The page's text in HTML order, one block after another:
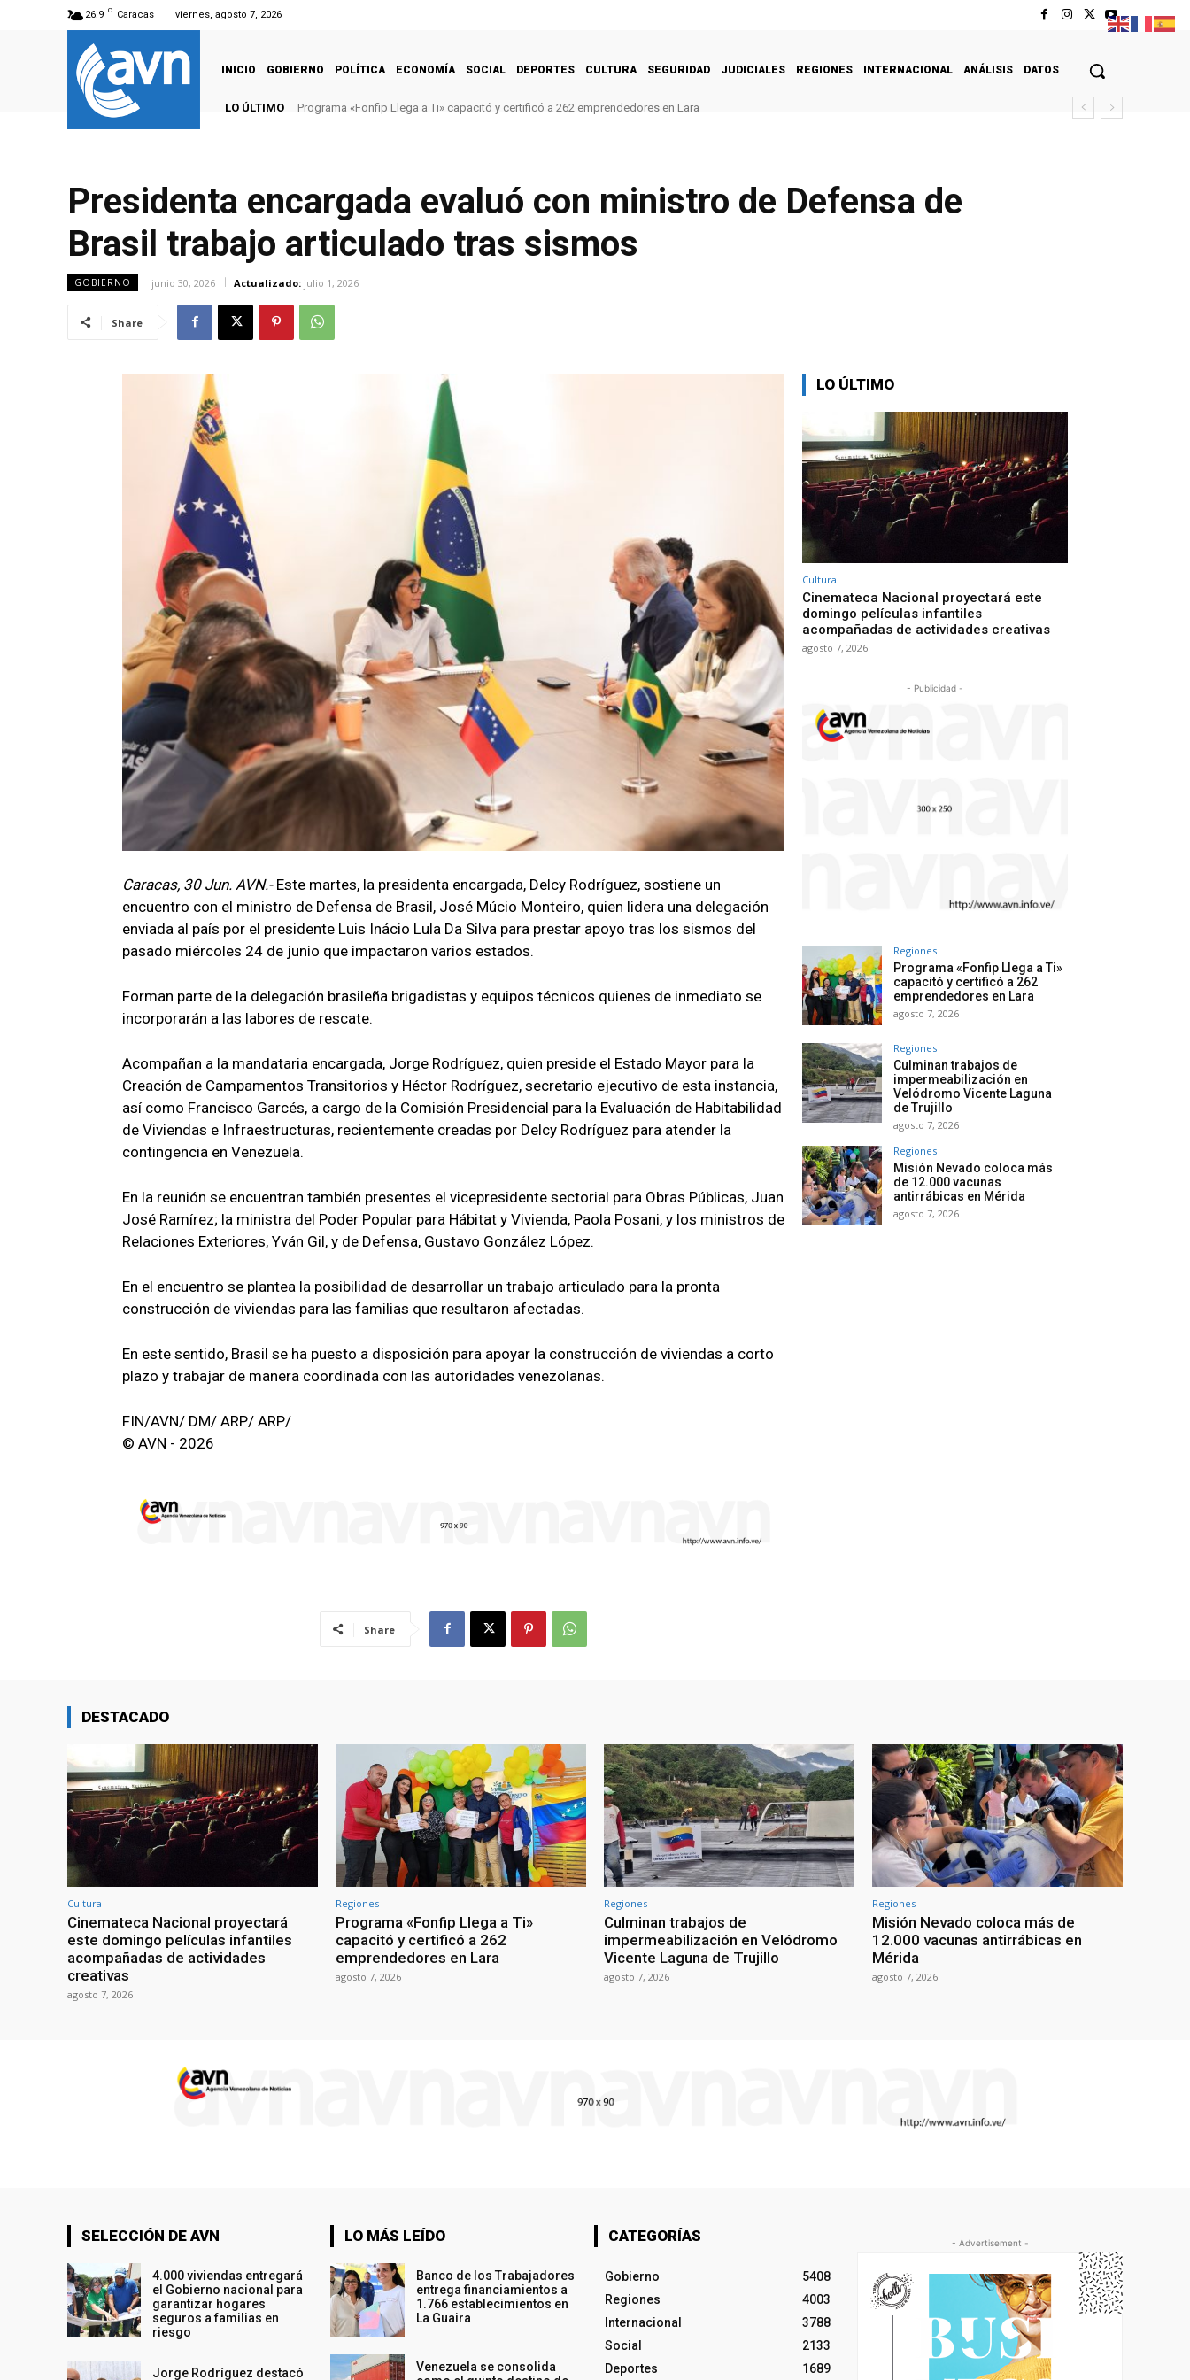
26.9 C Caracas viernes, agosto 7, 2026
INICIO GOBIERNO POLÍTICA ECONOMÍA SOCIAL DEPORTES CULTURA SEGURIDAD JUDICIALES REGIONES INTERNACIONAL ANÁLISIS DATOS
LO ÚLTIMO Programa «Fonfip Llega a Ti» capacitó y certificó a 262 emprendedores en Lara
Culminan trabajos de impermeabilización en Velódromo Vicente Laguna de Trujillo
Presidenta encargada evaluó con ministro de Defensa de
Brasil trabajo articulado tras sismos
GOBIERNO junio 30, 2026 Actualizado: julio 1, 2026
Share
Caracas, 30 Jun. AVN.- Este martes, la presidenta encargada, Delcy Rodríguez, sostiene un
encuentro con el ministro de Defensa de Brasil, José Múcio Monteiro, quien lidera una delegación
enviada al país por el presidente Luis Inácio Lula Da Silva para prestar apoyo tras los sismos del
pasado miércoles 24 de junio que impactaron varios estados.
Forman parte de la delegación brasileña brigadistas y equipos técnicos quienes de inmediato se
incorporarán a las labores de rescate.
Acompañan a la mandataria encargada, Jorge Rodríguez, quien preside el Estado Mayor para la
Creación de Campamentos Transitorios y Héctor Rodríguez, secretario ejecutivo de esta instancia,
así como Francisco Garcés, a cargo de la Comisión Presidencial para la Evaluación de Habitabilidad
de Viviendas e Infraestructuras, recientemente creadas por Delcy Rodríguez para atender la
contingencia en Venezuela.
En la reunión se encuentran también presentes el vicepresidente sectorial para Obras Públicas, Juan
José Ramírez; la ministra del Poder Popular para Hábitat y Vivienda, Paola Posani, y los ministros de
Relaciones Exteriores, Yván Gil, y de Defensa, Gustavo González López.
En el encuentro se plantea la posibilidad de desarrollar un trabajo articulado para la pronta
construcción de viviendas para las familias que resultaron afectadas.
En este sentido, Brasil se ha puesto a disposición para apoyar la construcción de viviendas a corto
plazo y trabajar de manera coordinada con las autoridades venezolanas.
FIN/AVN/ DM/ ARP/ ARP/
© AVN - 2026
Share
LO ÚLTIMO
Cultura
Cinemateca Nacional proyectará este
domingo películas infantiles
acompañadas de actividades creativas
agosto 7, 2026
- Publicidad -
Regiones
Programa «Fonfip Llega a Ti»
capacitó y certificó a 262
emprendedores en Lara
agosto 7, 2026
Regiones
Culminan trabajos de
impermeabilización en
Velódromo Vicente Laguna
de Trujillo
agosto 7, 2026
Regiones
Misión Nevado coloca más
de 12.000 vacunas
antirrábicas en Mérida
agosto 7, 2026
DESTACADO
Cultura
Cinemateca Nacional proyectará
este domingo películas infantiles
acompañadas de actividades
creativas
agosto 7, 2026
Regiones
Programa «Fonfip Llega a Ti»
capacitó y certificó a 262
emprendedores en Lara
agosto 7, 2026
Regiones
Culminan trabajos de
impermeabilización en Velódromo
Vicente Laguna de Trujillo
agosto 7, 2026
Regiones
Misión Nevado coloca más de
12.000 vacunas antirrábicas en
Mérida
agosto 7, 2026
SELECCIÓN DE AVN
4.000 viviendas entregará
el Gobierno nacional para
garantizar hogares
seguros a familias en
riesgo
Jorge Rodríguez destacó
LO MÁS LEÍDO
Banco de los Trabajadores
entrega financiamientos a
1.766 establecimientos en
La Guaira
Venezuela se consolida
CATEGORÍAS
Gobierno
5408
Regiones
4003
Internacional
3788
Social
2133
Deportes
1689
- Advertisement -